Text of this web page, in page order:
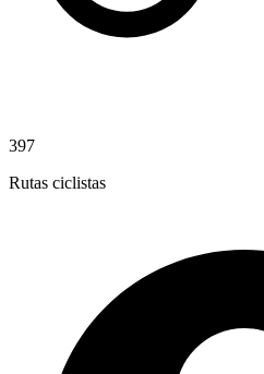
397
Rutas ciclistas